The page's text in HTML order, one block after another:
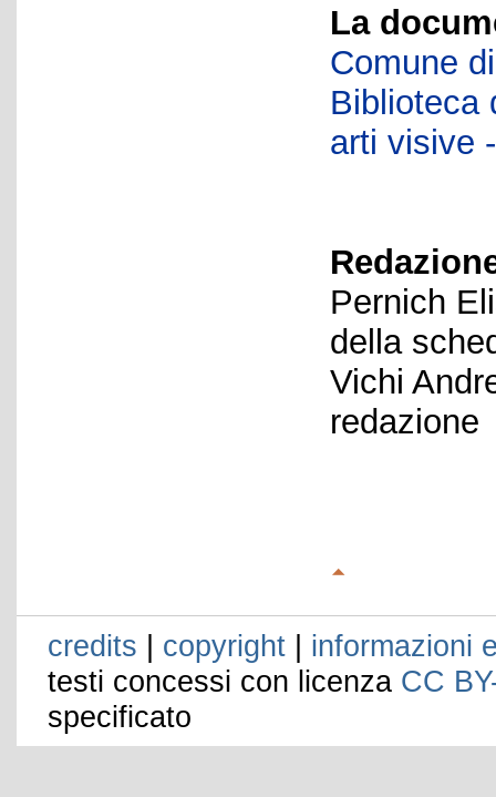
La
Comune
Biblioteca
arti visive
Pernich
della
Vichi
redazione
credits | copyright | informazioni
testi concessi con licenza CC
specificato